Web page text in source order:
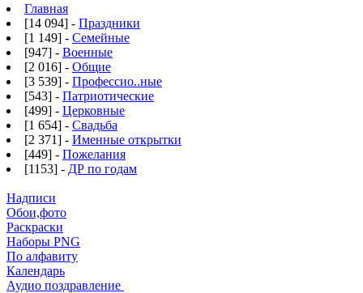
Главная
[14 094] - Праздники
[1 149] - Семейные
[947] - Военные
[2 016] - Общие
[3 539] - Профессио..ные
[543] - Патриотические
[499] - Церковные
[1 654] - Свадьба
[2 371] - Именные открытки
[449] - Пожелания
[1153] - ДР по годам
Надписи
Обои,фото
Раскраски
Наборы PNG
По алфавиту
Календарь
Аудио поздравление